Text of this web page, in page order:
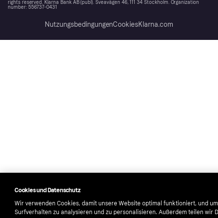
rights reserved. Klarna Bank AB (publ). Sveavägen 46, 111 34 Stockholm. Organization
number: 556737-0431
NutzungsbedingungenCookiesKlarna.com
Cookies und Datenschutz
Wir verwenden Cookies, damit unsere Website optimal funktioniert, und
Surfverhalten zu analysieren und zu personalisieren. Außerdem teilen wir